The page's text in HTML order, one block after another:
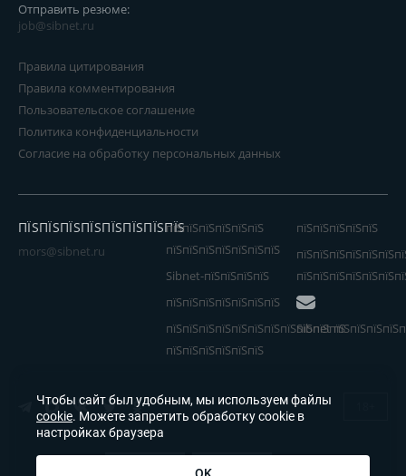
Отправить резюме:
job@sibnet.ru
Правила цитирования
Правила комментирования
Пользовательское соглашение
Политика конфиденциальности
Согласие на обработку персональных данных
ПЇЅПЇЅПЇЅПЇЅПЇЅПЇЅПЇЅПЇЅ
mors@sibnet.ru
пїЅпїЅпїЅпїЅпїЅпїЅ
пїЅпїЅпїЅпїЅпїЅпїЅпїЅ
Sibnet-пїЅпїЅпїЅпїЅ
пїЅпїЅпїЅпїЅпїЅ
пїЅпїЅпїЅпїЅпїЅпїЅпїЅ
пїЅпїЅпїЅпїЅпїЅпїЅпїЅпїЅпїЅпїЅпїЅ
пїЅпїЅпїЅпїЅпїЅпїЅ
Sibnet
Чтобы сайт был удобным, мы используем файлы
cookie. Можете запретить обработку cookie в
настройках браузера